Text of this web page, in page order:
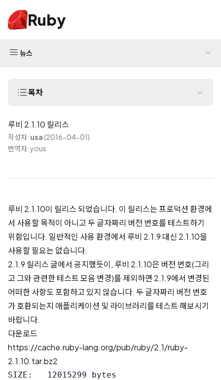
Ruby
뉴스
목차
루비 2.1.10 릴리스
작성자: usa (2016-04-01)
번역자: yous
루비 2.1.10이 릴리스 되었습니다. 이 릴리스는 프로덕션 환경에
서 사용할 목적이 아니고 두 글자짜리 버전 번호를 테스트하기
위함입니다. 일반적인 사용 환경에서 루비 2.1.9 대신 2.1.10을
사용할 필요는 없습니다.
2.1.9 릴리스 글에서 공지했듯이, 루비 2.1.10은 버전 번호(그리
고 그와 관련한 테스트 모음 변경)를 제외하면 2.1.9에서 변경된
어떠한 사항도 포함하고 있지 않습니다. 두 글자짜리 버전 번호
가 호환되는지 애플리케이션 및 라이브러리를 테스트 해보시기
바랍니다.
다운로드
https://cache.ruby-lang.org/pub/ruby/2.1/ruby-
2.1.10.tar.bz2
SIZE:   12015299 bytes